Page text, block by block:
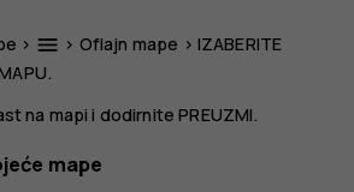
> menu > Oflajn mape > IZABERITE
.
na mapi i dodirnitePREUZMI.
mape